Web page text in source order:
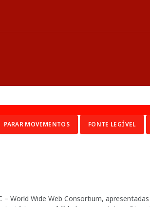
PARAR MOVIMENTOS FONTE LEGÍVEL
World Wide Web Consortium,